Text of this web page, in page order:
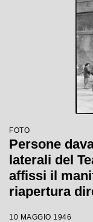
FOTO
Persone
laterali del
affissi il
riapertura
10 MAGGIO 1946